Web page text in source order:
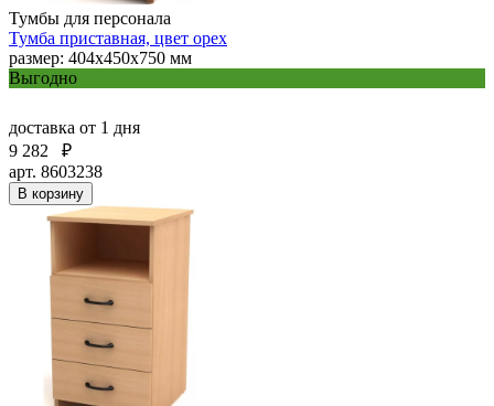
Тумбы для персонала
Тумба приставная, цвет орех
размер: 404х450х750 мм
Выгодно
доставка от 1 дня
9 282
₽
арт. 8603238
В корзину